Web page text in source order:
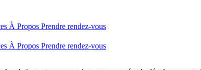
À Propos Prendre rendez-vous
À Propos Prendre rendez-vous